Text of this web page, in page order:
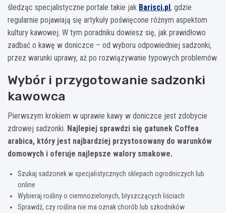
śledząc specjalistyczne portale takie jak Barisci.pl, gdzie
regularnie pojawiają się artykuły poświęcone różnym aspektom
kultury kawowej. W tym poradniku dowiesz się, jak prawidłowo
zadbać o kawę w doniczce – od wyboru odpowiedniej sadzonki,
przez warunki uprawy, aż po rozwiązywanie typowych problemów.
Wybór i przygotowanie sadzonki
kawowca
Pierwszym krokiem w uprawie kawy w doniczce jest zdobycie
zdrowej sadzonki. Najlepiej sprawdzi się gatunek Coffea
arabica, który jest najbardziej przystosowany do warunków
domowych i oferuje najlepsze walory smakowe.
Szukaj sadzonek w specjalistycznych sklepach ogrodniczych lub
online
Wybieraj rośliny o ciemnozielonych, błyszczących liściach
Sprawdź, czy roślina nie ma oznak chorób lub szkodników